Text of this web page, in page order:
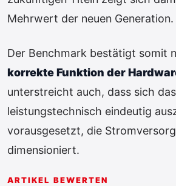
Mehrwert der neuen Generation.
Der Benchmark bestätigt somit
korrekte Funktion der
unterstreicht auch, dass sich
leistungstechnisch eindeutig
vorausgesetzt, die
dimensioniert.
ARTIKEL BEWERTEN